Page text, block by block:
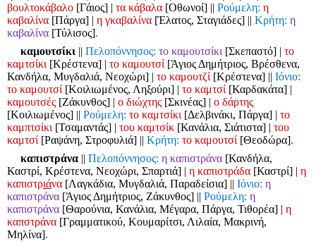
βουλτοκάβαλο [Γάιος] | τα κάβαλα [Οθωνοί] || Ρούμελη: η
καβαλίνα [Πάργα] | η γκαβαλίνα [Έλατος, Σταγιάδες] || Κρήτη: η
καβαλίνα [Τύλισος].
καμουτσίκι || Πελοπόννησος: το καμουτσίκι [Σκεπαστό] | το
καμτσίκι [Κρέστενα] | το καμουτσί [Άγιος Δημήτριος, Βρέσθενα,
Κανδήλα, Μυγδαλιά, Νεοχώρι] | το καμουτζί [Κρέστενα] || Ιόνιο:
το καμουτσί [Κοιλιωμένος, Ληξούρι] | το καμτσί [Καρδακάτα] |
καμουτσές [Ζάκυνθος] | ο διώχτης [Σκινέας] | ο δάρτης
[Κοιλιωμένος] || Ρούμελη: το καμτσίκι [Δελβινάκι, Πάργα] | το
καμπτσίκι [Τσαμαντάς] | του καμτσίκ [Κανάλια, Σιάτιστα] | του
καμτσί [Ραψάνη, Στροφυλιά] || Κρήτη: το καμουτσί [Θεοδώρα].
καπιστράνα || Πελοπόννησος: η καπιστράνα [Κανδήλα,
Καστρί, Κρέστενα, Νεοχώρι, Σπαρτιά] | η καπιστράδα [Καστρί] | η
καπιστριάνα [Λαγκάδια, Μυγδαλιά, Παραδείσια] || Ιόνιο: η
καπιστράνα [Άγιος Δημήτριος, Ζάκυνθος] || Ρούμελη: η
καπιστράνα [Θαρούνια, Κανάλια, Μέγαρα, Πάργα, Τιθορέα] | η
καπστράνα [Γραμματικού, Κουμαρίτσι, Λιλαία, Μακρινή,
Μηλίνα].